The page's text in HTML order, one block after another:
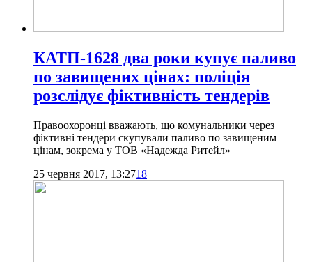
КАТП-1628 два роки купує паливо
по завищених цінах: поліція
розслідує фіктивність тендерів
Правоохоронці вважають, що комунальники через
фіктивні тендери скупували паливо по завищеним
цінам, зокрема у ТОВ «Надежда Ритейл»
25 червня 2017, 13:2718